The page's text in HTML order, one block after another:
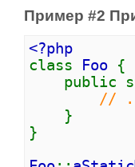
Пример #2
<?php
class
Foo {
public
//
}
}